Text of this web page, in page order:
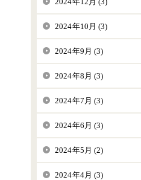
2024年10月 (3)
2024年9月 (3)
2024年8月 (3)
2024年7月 (3)
2024年6月 (3)
2024年5月 (2)
2024年4月 (3)